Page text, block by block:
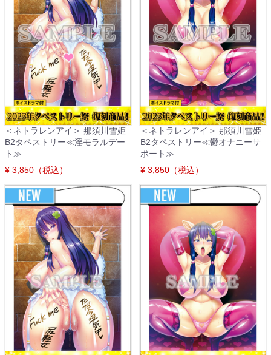
＜ネトラレンアイ＞ 那須川雪姫
B2タペストリー≪淫モラルデー
ト≫
¥ 3,850（税込）
＜ネトラレンアイ＞ 那須川雪姫
B2タペストリー≪鬱オナニーサ
ポート≫
¥ 3,850（税込）